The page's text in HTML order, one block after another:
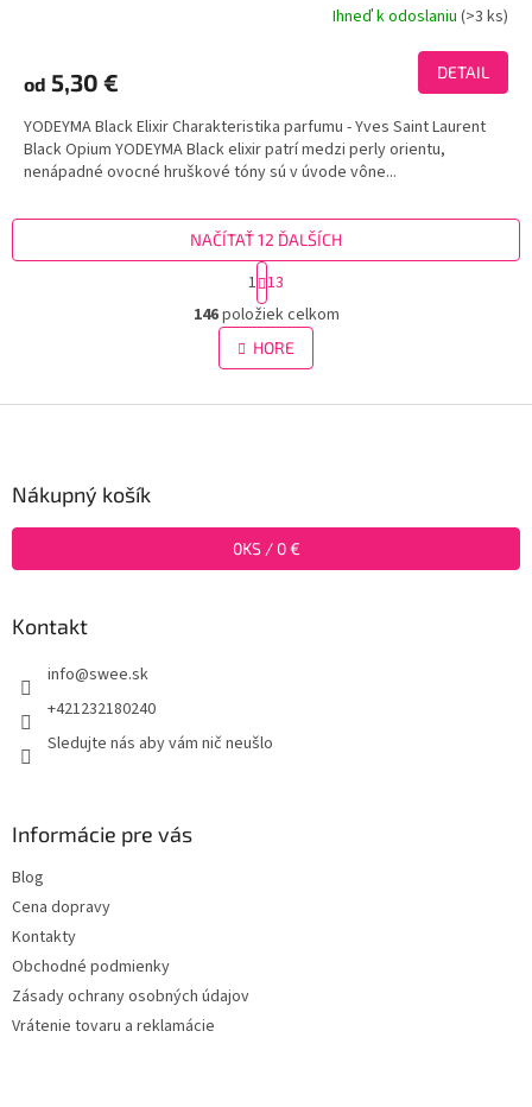
je
z
5
hviezdičiek.
Ihneď k odoslaniu(>3 ks)
od 5,30 € DETAIL
YODEYMA Black Elixir Charakteristika parfumu - Yves Saint Laurent
Black Opium YODEYMA Black elixir patrí medzi perly orientu,
nenápadné ovocné hruškové tóny sú v úvode vône...
O
v
l
á
r
v
k
NAČÍTAŤ 12 ĎALŠÍCH
S
t
r
á
n
k
v
1 13
146položiek celkom
HORE
Nákupný košík
0KS / 0 €
Kontakt
info@swee.sk
+421232180240
Sledujte nás aby vám nič neušlo
Informácie pre vás
Blog
Cena dopravy
Kontakty
Obchodné podmienky
Zásady ochrany osobných údajov
Vrátenie tovaru a reklamácie